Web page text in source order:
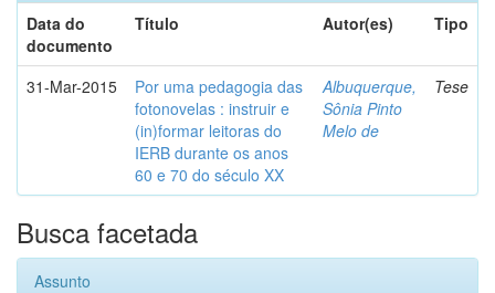
Data do
documento
Título Autor(es) Tipo
31-Mar-2015
Por uma pedagogia das
fotonovelas : instruir e
(in)formar leitoras do
IERB durante os anos
60 e 70 do século XX
Albuquerque,
Sônia Pinto
Melo de
Tese
Busca facetada
Assunto